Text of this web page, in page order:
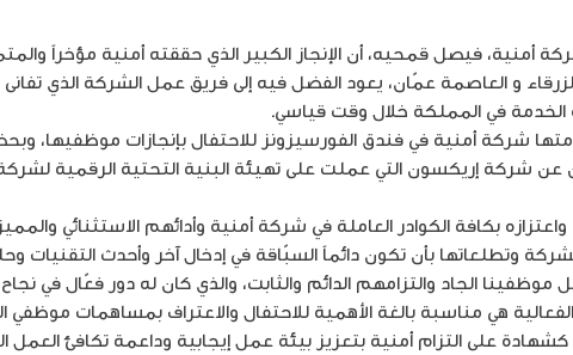
أمنية، فيصل قمحيه، أن الإنجاز الكبير الذي حققته أمنية مؤخراً
و العاصمة عمّان، يعود الفضل فيه إلى فريق عمل الشركة الذي تفانى
في المملكة خلال وقت قياسي.
شركة أمنية في فندق الفورسيزونز للاحتفال بإنجازات موظفيها،
عن شركة إريكسون التي عملت على تهيئة البنية التحتية الرقمية
بكافة الكوادر العاملة في شركة أمنية وأدائهم الاستثنائي
وتطلعاتها بأن تكون دائماً السبّاقة في إدخال آخر وأحدث التقنيات
الجاد والتزامهم الدائم والثابت، والذي كان له دور فعّال في
هي مناسبة بالغة الأهمية للاحتفال والاعتراف بمساهمات موظفي
كشهادة على التزام أمنية بتعزيز بيئة عمل إيجابية وداعمة تكافئ العمل